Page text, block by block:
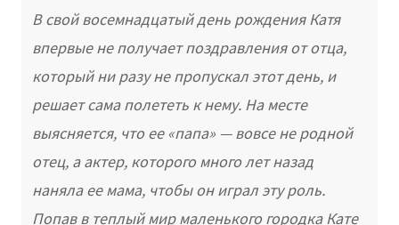
В свой восемнадцатый день рождения Катя
впервые не получает поздравления от отца,
который ни разу не пропускал этот день, и
решает сама полететь к нему. На месте
выясняется, что ее «папа» — вовсе не родной
отец, а актер, которого много лет назад
наняла ее мама, чтобы он играл эту роль.
Попав в теплый мир маленького городка Кате